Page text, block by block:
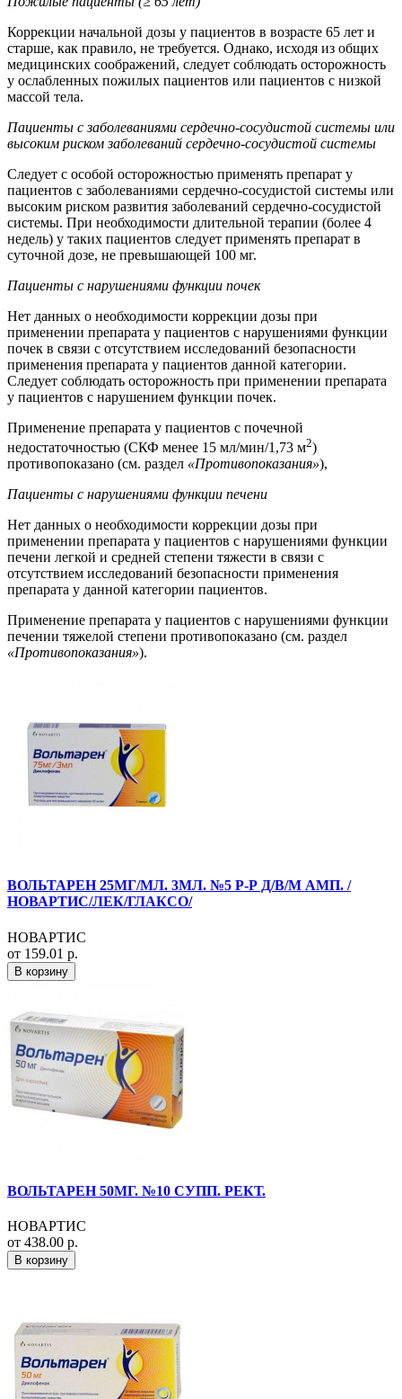
Коррекции начальной дозы у пациентов в возрасте 65 лет и
старше, как правило, не требуется. Однако, исходя из общих
медицинских соображений, следует соблюдать осторожность
у ослабленных пожилых пациентов или пациентов с низкой
массой тела.
Пациенты с заболеваниями сердечно-сосудистой системы или
высоким риском заболеваний сердечно-сосудистой системы
Следует с особой осторожностью применять препарат у
пациентов с заболеваниями сердечно-сосудистой системы или
высоким риском развития заболеваний сердечно-сосудистой
системы. При необходимости длительной терапии (более 4
недель) у таких пациентов следует применять препарат в
суточной дозе, не превышающей 100 мг.
Пациенты с нарушениями функции почек
Нет данных о необходимости коррекции дозы при
применении препарата у пациентов с нарушениями функции
почек в связи с отсутствием исследований безопасности
применения препарата у пациентов данной категории.
Следует соблюдать осторожность при применении препарата
у пациентов с нарушением функции почек.
Применение препарата у пациентов с почечной
недостаточностью (СКФ менее 15 мл/мин/1,73 м2)
противопоказано (см. раздел «Противопоказания»),
Пациенты с нарушениями функции печени
Нет данных о необходимости коррекции дозы при
применении препарата у пациентов с нарушениями функции
печени легкой и средней степени тяжести в связи с
отсутствием исследований безопасности применения
препарата у данной категории пациентов.
Применение препарата у пациентов с нарушениями функции
печении тяжелой степени противопоказано (см. раздел
«Противопоказания»).
ВОЛЬТАРЕН 25МГ/МЛ. 3МЛ. №5 Р-Р Д/В/М АМП. /
НОВАРТИС/ЛЕК/ГЛАКСО/
НОВАРТИС
от 159.01 р.
В корзину
ВОЛЬТАРЕН 50МГ. №10 СУПП. РЕКТ.
НОВАРТИС
от 438.00 р.
В корзину